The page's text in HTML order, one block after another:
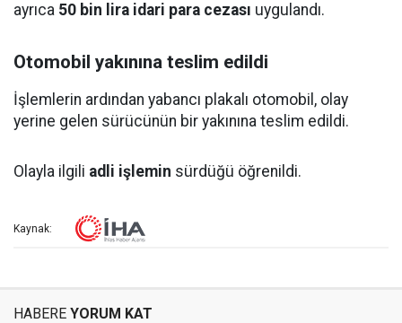
ayrıca 50 bin lira idari para cezası uygulandı.
Otomobil yakınına teslim edildi
İşlemlerin ardından yabancı plakalı otomobil, olay
yerine gelen sürücünün bir yakınına teslim edildi.
Olayla ilgili adli işlemin sürdüğü öğrenildi.
Kaynak:
HABERE YORUM KAT